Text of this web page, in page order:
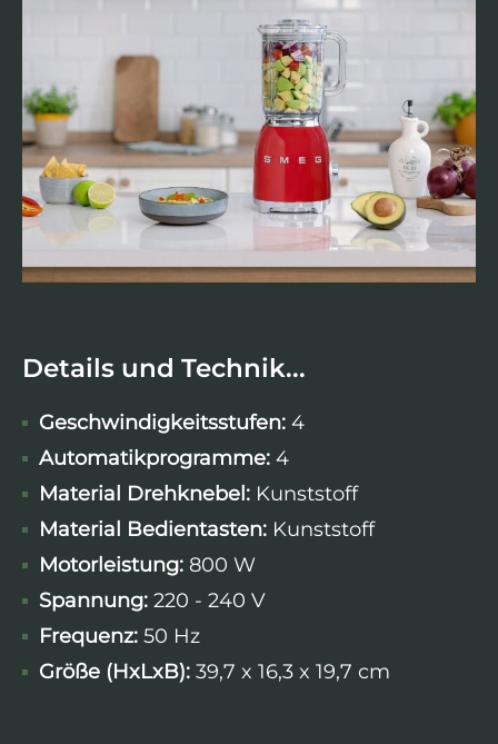
Details und Technik...
Geschwindigkeitsstufen: 4
Automatikprogramme: 4
Material Drehknebel: Kunststoff
Material Bedientasten: Kunststoff
Motorleistung: 800 W
Spannung: 220 - 240 V
Frequenz: 50 Hz
Größe (HxLxB): 39,7 x 16,3 x 19,7 cm